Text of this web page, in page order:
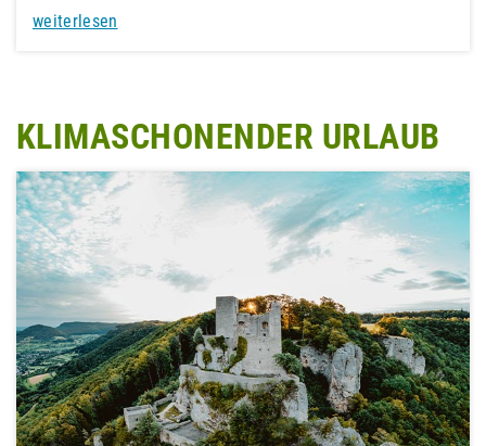
weiterlesen
KLIMASCHONENDER URLAUB